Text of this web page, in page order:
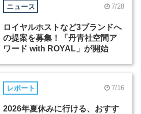
ニュース 7/28
ロイヤルホストなど3ブランドへ
の提案を募集！「丹青社空間ア
ワード with ROYAL」が開始
レポート 7/16
2026年夏休みに行ける、おすす